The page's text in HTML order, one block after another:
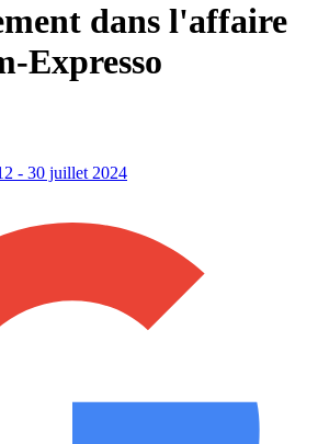
dans l'affaire
Expresso
- 30 juillet 2024